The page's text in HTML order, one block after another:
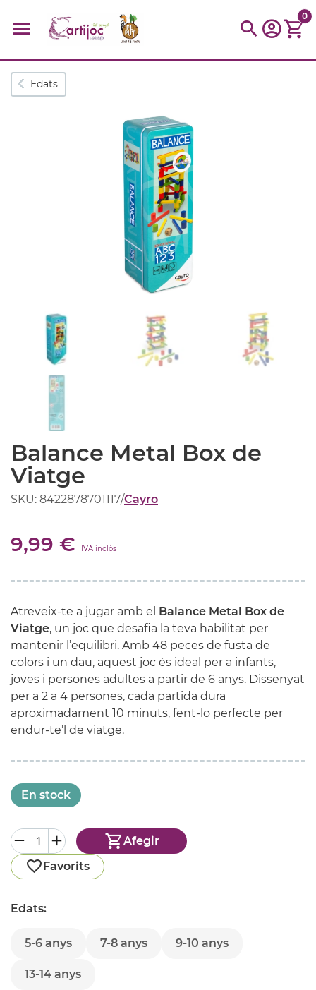
Cerques populars
tinkering
0
Edats
Balance Metal Box de
Viatge
SKU: 8422878701117/Cayro
9,99 € IVA inclòs
Atreveix-te a jugar amb el Balance Metal Box de
Viatge, un joc que desafia la teva habilitat per
mantenir l’equilibri. Amb 48 peces de fusta de
colors i un dau, aquest joc és ideal per a infants,
joves i persones adultes a partir de 6 anys. Dissenyat
per a 2 a 4 persones, cada partida dura
aproximadament 10 minuts, fent-lo perfecte per
endur-te’l de viatge.
En stock
Afegir
Favorits
Edats:
5-6 anys 7-8 anys 9-10 anys
13-14 anys